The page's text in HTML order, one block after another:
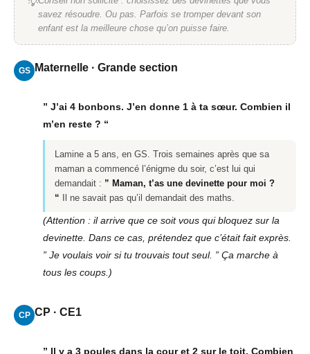
savez résoudre. Ou pas. Parfois se tromper devant son
enfant est la meilleure chose qu’on puisse faire.
GS Maternelle · Grande section
” J’ai 4 bonbons. J’en donne 1 à ta sœur. Combien il
m’en reste ? “
Lamine a 5 ans, en GS. Trois semaines après que sa
maman a commencé l’énigme du soir, c’est lui qui
demandait : ” Maman, t’as une devinette pour moi ?
“ Il ne savait pas qu’il demandait des maths.
(Attention : il arrive que ce soit vous qui bloquez sur la
devinette. Dans ce cas, prétendez que c’était fait exprès.
” Je voulais voir si tu trouvais tout seul. ” Ça marche à
tous les coups.)
CP CP · CE1
” Il y a 3 poules dans la cour et 2 sur le toit. Combien